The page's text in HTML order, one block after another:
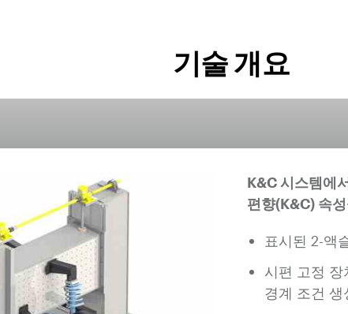
기술 개요
K&C 시스템에
편향(K&C) 속
표시된 2-액
시편 고정
경계 조건 생